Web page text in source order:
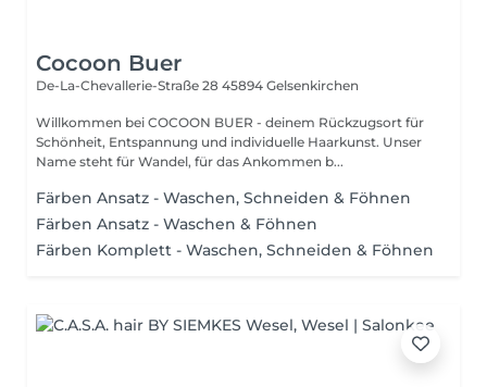
Cocoon Buer
De-La-Chevallerie-Straße 28 45894 Gelsenkirchen
Willkommen bei COCOON BUER - deinem Rückzugsort für
Schönheit, Entspannung und individuelle Haarkunst. Unser
Name steht für Wandel, für das Ankommen b...
Färben Ansatz - Waschen, Schneiden & Föhnen
Färben Ansatz - Waschen & Föhnen
Färben Komplett - Waschen, Schneiden & Föhnen